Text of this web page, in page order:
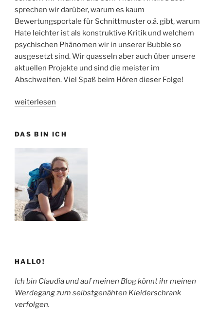
sprechen wir darüber, warum es kaum
Bewertungsportale für Schnittmuster o.ä. gibt, warum
Hate leichter ist als konstruktive Kritik und welchem
psychischen Phänomen wir in unserer Bubble so
ausgesetzt sind. Wir quasseln aber auch über unsere
aktuellen Projekte und sind die meister im
Abschweifen. Viel Spaß beim Hören dieser Folge!
„Episode
in
der
Nähbubble“
weiterlesen
DAS BIN ICH
HALLO!
Ich bin Claudia und auf meinen Blog könnt ihr meinen
Werdegang zum selbstgenähten Kleiderschrank
verfolgen.